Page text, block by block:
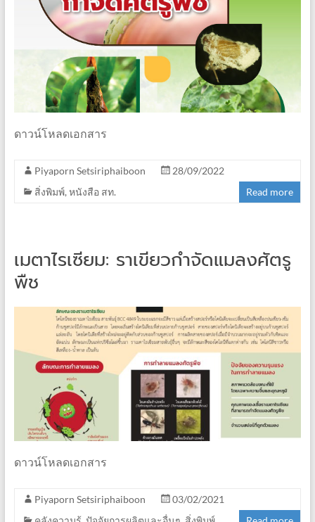
ดาวน์โหลดเอกสาร
Piyaporn Setsiriphaiboon
28/09/2022
สิ่งพิมพ์, หนังสือ สท. Read more
เมตาไรเซียม: ราเขียวกำจัดแมลงศัตรู
พืช
ดาวน์โหลดเอกสาร
Piyaporn Setsiriphaiboon
03/02/2021